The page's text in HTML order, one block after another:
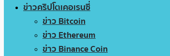
ข่าวคริปโตเคอเรนซี่
ข่าว Bitcoin
ข่าว Ethereum
ข่าว Binance Coin